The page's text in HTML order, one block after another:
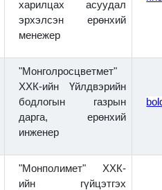
харилцах асуудал
эрхэлсэн ерөнхий
менежер
"Монголросцветмет"
ХХК-ийн Үйлдвэрийн
бодлогын газрын
дарга, ерөнхий
инженер
"Монполимет" ХХК-
ийн гүйцэтгэх